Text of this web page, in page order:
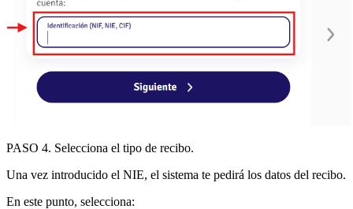
PASO 4. Selecciona el tipo de recibo.
Una vez introducido el NIE, el sistema te pedirá los datos del recibo.
En este punto, selecciona: